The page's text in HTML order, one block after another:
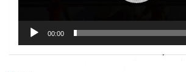
00:00